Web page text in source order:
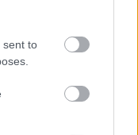
sent to